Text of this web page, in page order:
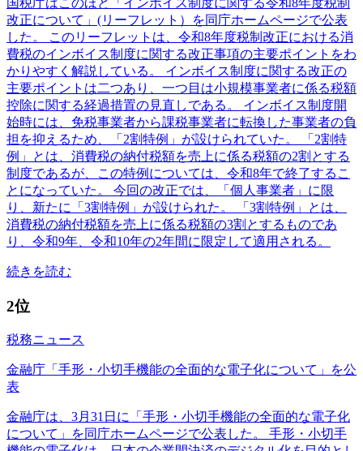
国税庁はこのほど「インボイス制度に関する令和8年度税制
改正について」(リーフレット）を同庁ホームページで公表
した。 このリーフレットは、令和8年度税制改正における消
費税のインボイス制度に関する改正事項の主要ポイントをわ
かりやすく解説している。 インボイス制度に関する改正の
主要ポイントは二つあり、一つ目は小規模事業者に係る税額
控除に関する経過措置の見直しである。 インボイス制度開
始時には、免税事業者から課税事業者に転換した事業者の負
担を抑えるため、「2割特例」が設けられていた。 「2割特
例」とは、消費税の納付税額を売上に係る税額の2割とする
制度であるが、この特例については、令和8年で終了するこ
とになっていた。 今回の改正では、「個人事業者」に限
り、新たに「3割特例」が設けられた。 「3割特例」とは、
消費税の納付税額を売上に係る税額の3割とするものであ
り、令和9年、令和10年の2年間に限定して適用される。
続きを読む
2位
税務ニュース
金融庁「手形・小切手機能の全面的な電子化について」を公
表
金融庁は、3月31日に「手形・小切手機能の全面的な電子化
について」を同庁ホームページで公表した。 手形・小切手